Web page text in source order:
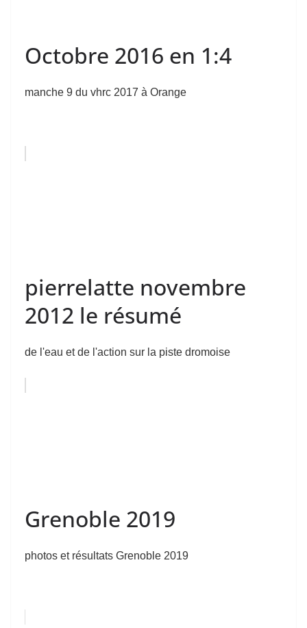
Octobre 2016 en 1:4
manche 9 du vhrc 2017 à Orange
pierrelatte novembre
2012 le résumé
de l'eau et de l'action sur la piste dromoise
Grenoble 2019
photos et résultats Grenoble 2019